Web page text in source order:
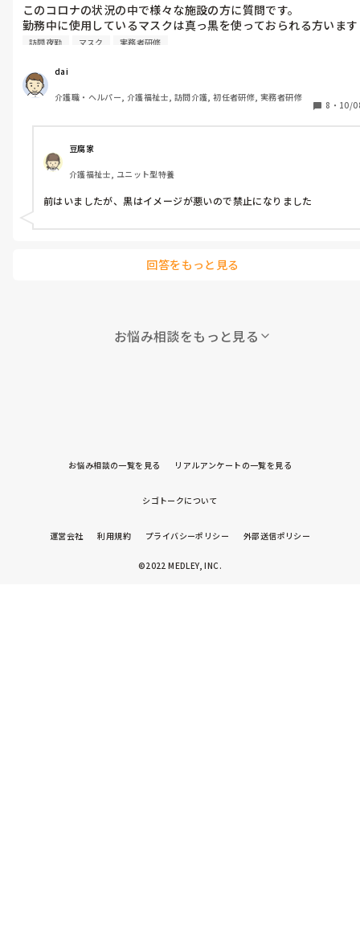
このコロナの状況の中で様々な施設の方に質問です。
勤務中に使用しているマスクは真っ黒を使っておられる方います
か？またそれは施設的に問題などありませんか？
訪問夜勤 マスク 実務者研修
dai
介護職・ヘルパー, 介護福祉士, 訪問介護, 初任者研修, 実務者研修
8 ・ 10/
豆腐家
介護福祉士, ユニット型特養
前はいましたが、黒はイメージが悪いので禁止になりました
回答をもっと見る
お悩み相談をもっと見る
お悩み相談の一覧を見る リアルアンケートの一覧を見る
シゴトークについて
運営会社 利用規約 プライバシーポリシー 外部送信ポリシー
©2022 MEDLEY, INC.